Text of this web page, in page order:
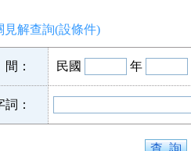
見解查詢(設條件)
： 民國 年
：